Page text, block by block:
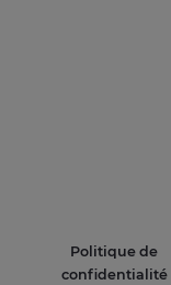
Politique de
confidentialité